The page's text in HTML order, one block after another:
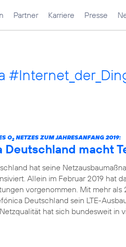
Partner Karriere Presse
O2 NETZES ZUM JAHRESANFANG 2019:
Deutschland macht
hat seine
Allein im Februar 2019 hat
vorgenommen. Mit mehr
Deutschland sein LTE-
hat sich bundesweit in